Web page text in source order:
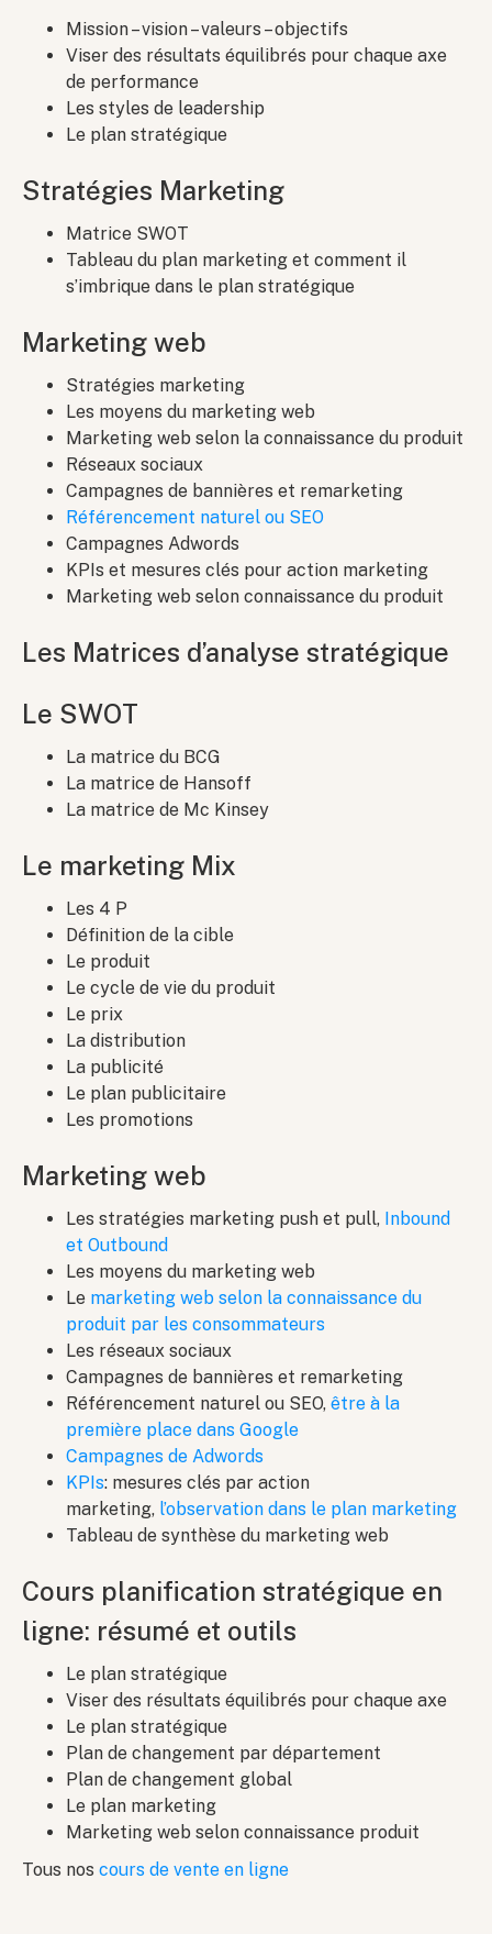
Mission – vision – valeurs – objectifs
Viser des résultats équilibrés pour chaque axe
de performance
Les styles de leadership
Le plan stratégique
Stratégies Marketing
Matrice SWOT
Tableau du plan marketing et comment il
s’imbrique dans le plan stratégique
Marketing web
Stratégies marketing
Les moyens du marketing web
Marketing web selon la connaissance du produit
Réseaux sociaux
Campagnes de bannières et remarketing
Référencement naturel ou SEO
Campagnes Adwords
KPIs et mesures clés pour action marketing
Marketing web selon connaissance du produit
Les Matrices d’analyse stratégique
Le SWOT
La matrice du BCG
La matrice de Hansoff
La matrice de Mc Kinsey
Le marketing Mix
Les 4 P
Définition de la cible
Le produit
Le cycle de vie du produit
Le prix
La distribution
La publicité
Le plan publicitaire
Les promotions
Marketing web
Les stratégies marketing push et pull, Inbound
et Outbound
Les moyens du marketing web
Le marketing web selon la connaissance du
produit par les consommateurs
Les réseaux sociaux
Campagnes de bannières et remarketing
Référencement naturel ou SEO, être à la
première place dans Google
Campagnes de Adwords
KPIs: mesures clés par action
marketing, l’observation dans le plan marketing
Tableau de synthèse du marketing web
Cours planification stratégique en
ligne: résumé et outils
Le plan stratégique
Viser des résultats équilibrés pour chaque axe
Le plan stratégique
Plan de changement par département
Plan de changement global
Le plan marketing
Marketing web selon connaissance produit
Tous nos cours de vente en ligne